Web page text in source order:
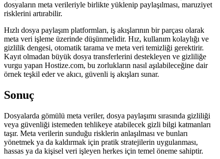
dosyaların meta verileriyle birlikte yüklenip paylaşılması, maruziyet
risklerini artırabilir.
Hızlı dosya paylaşım platformları, iş akışlarının bir parçası olarak
meta veri işleme üzerinde düşünmelidir. Hız, kullanım kolaylığı ve
gizlilik dengesi, otomatik tarama ve meta veri temizliği gerektirir.
Kayıt olmadan büyük dosya transferlerini destekleyen ve gizliliğe
vurgu yapan Hostize.com, bu zorlukların nasıl aşılabileceğine dair
örnek teşkil eder ve akıcı, güvenli iş akışları sunar.
Sonuç
Dosyalarda gömülü meta veriler, dosya paylaşımı sırasında gizliliği
veya güvenliği istemeden tehlikeye atabilecek gizli bilgi katmanları
taşır. Meta verilerin sunduğu risklerin anlaşılması ve bunları
yönetmek ya da kaldırmak için pratik stratejilerin uygulanması,
hassas ya da kişisel veri işleyen herkes için temel öneme sahiptir.